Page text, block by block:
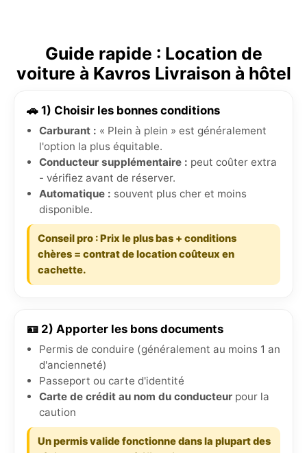
Guide rapide : Location de
voiture à Kavros Livraison à hôtel
🚗 1) Choisir les bonnes conditions
Carburant : « Plein à plein » est généralement
l'option la plus équitable.
Conducteur supplémentaire : peut coûter extra
- vérifiez avant de réserver.
Automatique : souvent plus cher et moins
disponible.
Conseil pro : Prix le plus bas + conditions
chères = contrat de location coûteux en
cachette.
🪪 2) Apporter les bons documents
Permis de conduire (généralement au moins 1 an
d'ancienneté)
Passeport ou carte d'identité
Carte de crédit au nom du conducteur pour la
caution
Un permis valide fonctionne dans la plupart des